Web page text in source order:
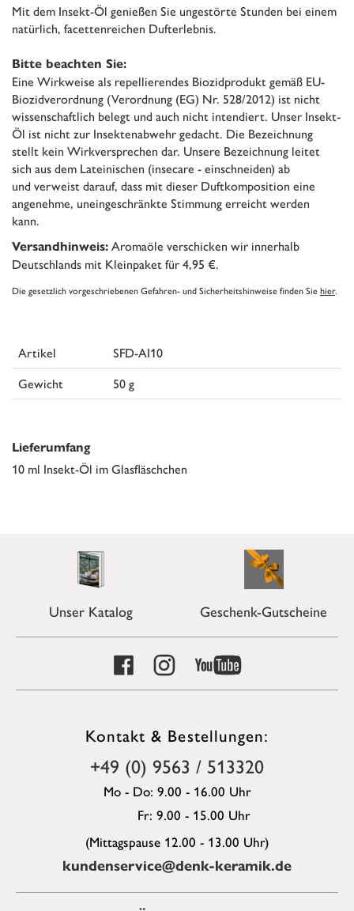
Mit dem Insekt-Öl genießen Sie ungestörte Stunden bei einem
natürlich, facettenreichen Dufterlebnis.
Bitte beachten Sie:
Eine Wirkweise als repellierendes Biozidprodukt gemäß EU-
Biozidverordnung (Verordnung (EG) Nr. 528/2012) ist nicht
wissenschaftlich belegt und auch nicht intendiert. Unser Insekt-
Öl ist nicht zur Insektenabwehr gedacht. Die Bezeichnung
stellt kein Wirkversprechen dar. Unsere Bezeichnung leitet
sich aus dem Lateinischen (insecare - einschneiden) ab
und verweist darauf, dass mit dieser Duftkomposition eine
angenehme, uneingeschränkte Stimmung erreicht werden
kann.
Versandhinweis: Aromaöle verschicken wir innerhalb
Deutschlands mit Kleinpaket für 4,95 €.
Die gesetzlich vorgeschriebenen Gefahren- und Sicherheitshinweise finden Siehier.
Artikel
SFD-AI10
Gewicht
50 g
Lieferumfang
10 ml Insekt-Öl im Glasfläschchen
Unser Katalog Geschenk-Gutscheine
Kontakt & Bestellungen:
+49 (0) 9563 / 513320
Mo - Do: 9.00 - 16.00 Uhr
Fr: 9.00 - 15.00 Uhr
(Mittagspause 12.00 - 13.00 Uhr)
kundenservice@denk-keramik.de